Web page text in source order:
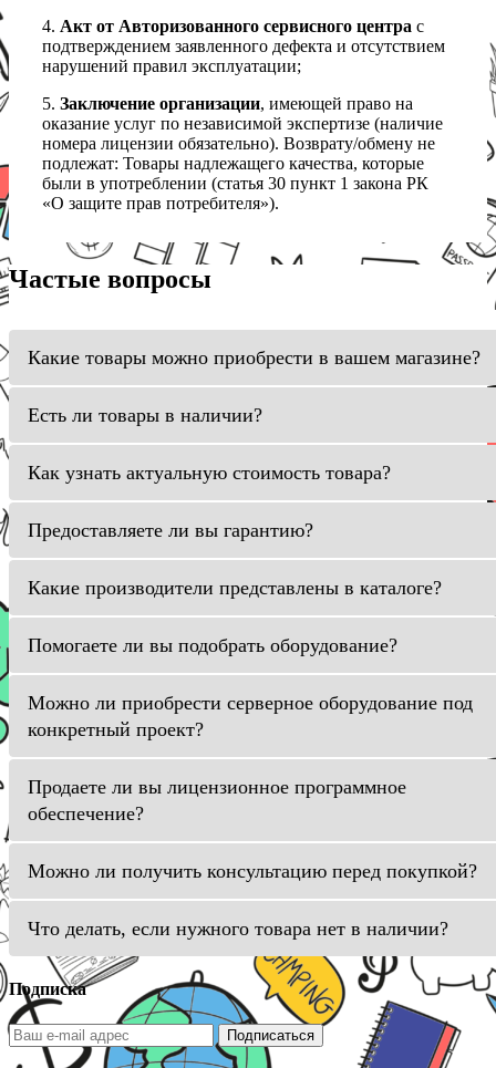
4. Акт от Авторизованного сервисного центра с
подтверждением заявленного дефекта и отсутствием
нарушений правил эксплуатации;
5. Заключение организации, имеющей право на
оказание услуг по независимой экспертизе (наличие
номера лицензии обязательно). Возврату/обмену не
подлежат: Товары надлежащего качества, которые
были в употреблении (статья 30 пункт 1 закона РК
«О защите прав потребителя»).
Частые вопросы
Какие товары можно приобрести в вашем магазине?
Есть ли товары в наличии?
Как узнать актуальную стоимость товара?
Предоставляете ли вы гарантию?
Какие производители представлены в каталоге?
Помогаете ли вы подобрать оборудование?
Можно ли приобрести серверное оборудование под
конкретный проект?
Продаете ли вы лицензионное программное
обеспечение?
Можно ли получить консультацию перед покупкой?
Что делать, если нужного товара нет в наличии?
Подписка
Подписаться